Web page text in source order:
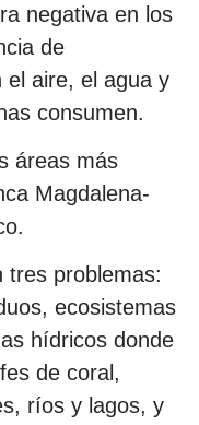
negativa en los
de
el aire, el agua y
consumen.
áreas más
Magdalena-
tres problemas:
ecosistemas
hídricos donde
de coral,
ríos y lagos, y